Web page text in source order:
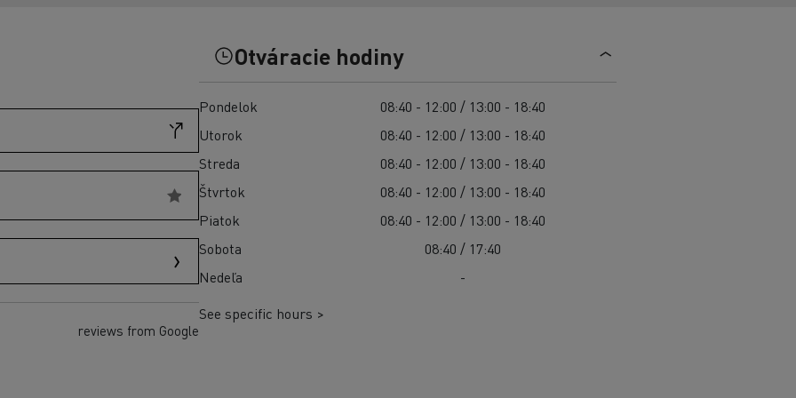
Optifleet portal
reviews from Google
Otváracie hodiny
Pondelok
08:40 - 12:00 / 13:00 - 18:40
Utorok
08:40 - 12:00 / 13:00 - 18:40
Streda
08:40 - 12:00 / 13:00 - 18:40
Štvrtok
08:40 - 12:00 / 13:00 - 18:40
Piatok
08:40 - 12:00 / 13:00 - 18:40
Sobota
08:40 / 17:40
Nedeľa
-
See specific hours >